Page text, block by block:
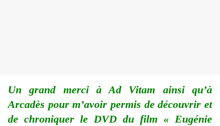
Un grand merci à Ad Vitam ainsi qu’à
Arcadès pour m’avoir permis de découvrir et
de chroniquer le DVD du film « Eugénie